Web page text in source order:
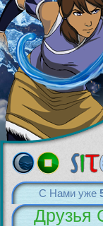
С Нами уже
Друзья